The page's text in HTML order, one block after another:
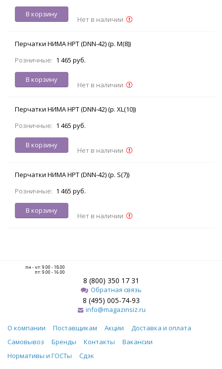
В корзину
Нет в наличии
Перчатки НИМА НРТ (DNN-42) (р. M(8))
Розничные: 1 465 руб.
В корзину
Нет в наличии
Перчатки НИМА НРТ (DNN-42) (р. XL(10))
Розничные: 1 465 руб.
В корзину
Нет в наличии
Перчатки НИМА НРТ (DNN-42) (р. S(7))
Розничные: 1 465 руб.
В корзину
Нет в наличии
пн - чт: 9.00 - 18.00
пт: 9.00 - 16.00
8 (800) 350 17 31
Обратная связь
8 (495) 005-74-93
info@magazinsiz.ru
О компании Поставщикам Акции
Доставка и оплата
Самовывоз
Бренды Контакты
Вакансии
Нормативы и ГОСТы
Сдэк